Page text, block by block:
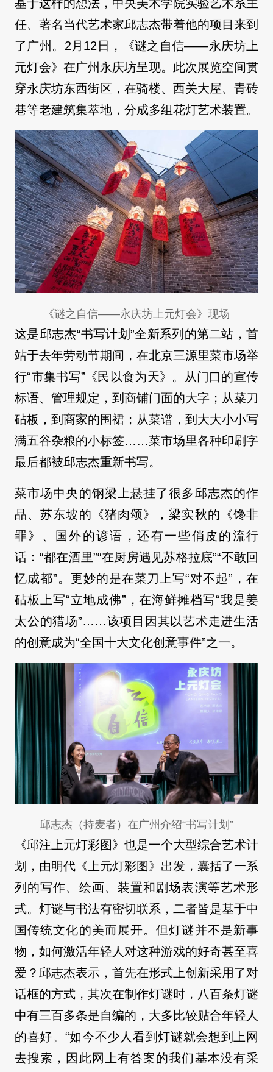
基于这样的想法，中央美术学院实验艺术系主
任、著名当代艺术家邱志杰带着他的项目来到
了广州。2月12日，《谜之自信——永庆坊上
元灯会》在广州永庆坊呈现。此次展览空间贯
穿永庆坊东西街区，在骑楼、西关大屋、青砖
巷等老建筑集萃地，分成多组花灯艺术装置。
《谜之自信——永庆坊上元灯会》现场
这是邱志杰“书写计划”全新系列的第二站，首
站于去年劳动节期间，在北京三源里菜市场举
行“市集书写”《民以食为天》。从门口的宣传
标语、管理规定，到商铺门面的大字；从菜刀
砧板，到商家的围裙；从菜谱，到大大小小写
满五谷杂粮的小标签……菜市场里各种印刷字
最后都被邱志杰重新书写。
菜市场中央的钢梁上悬挂了很多邱志杰的作
品、苏东坡的《猪肉颂》，梁实秋的《馋非
罪》、国外的谚语，还有一些俏皮的流行
话：“都在酒里”“在厨房遇见苏格拉底”“不敢回
忆成都”。更妙的是在菜刀上写“对不起”，在
砧板上写“立地成佛”，在海鲜摊档写“我是姜
太公的猎场”……该项目因其以艺术走进生活
的创意成为“全国十大文化创意事件”之一。
邱志杰（持麦者）在广州介绍“书写计划”
《邱注上元灯彩图》也是一个大型综合艺术计
划，由明代《上元灯彩图》出发，囊括了一系
列的写作、绘画、装置和剧场表演等艺术形
式。灯谜与书法有密切联系，二者皆是基于中
国传统文化的美而展开。但灯谜并不是新事
物，如何激活年轻人对这种游戏的好奇甚至喜
爱？邱志杰表示，首先在形式上创新采用了对
话框的方式，其次在制作灯谜时，八百条灯谜
中有三百多条是自编的，大多比较贴合年轻人
的喜好。“如今不少人看到灯谜就会想到上网
去搜索，因此网上有答案的我们基本没有采